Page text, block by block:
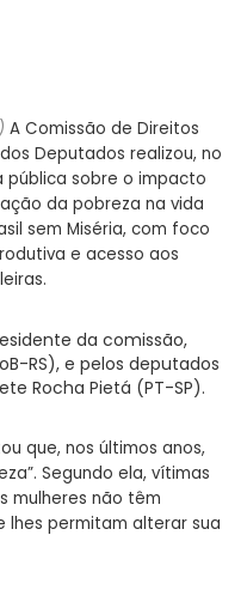
A Comissão de Direitos
Deputados realizou, no
pública sobre o impacto
da pobreza na vida
sem Miséria, com foco
e acesso aos
da comissão,
RS), e pelos deputados
Rocha Pietá (PT-SP).
que, nos últimos anos,
Segundo ela, vítimas
mulheres não têm
lhes permitam alterar sua